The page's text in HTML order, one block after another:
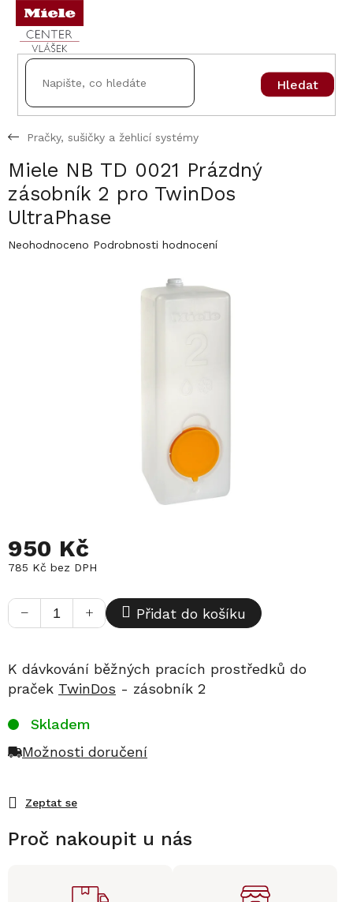
Přejít
obsah
Hledat
Pračky, sušičky a žehlicí systémy
Miele NB TD 0021 Prázdný
zásobník 2 pro TwinDos
UltraPhase
Průměrné
Neohodnoceno Podrobnosti hodnocení
950 Kč
785 Kč bez DPH
cena:
+
− Přidat do košíku
K dávkování běžných pracích prostředků do
praček TwinDos - zásobník 2
Zeptat se
Skladem
Možnosti doručení
Proč nakoupit u nás